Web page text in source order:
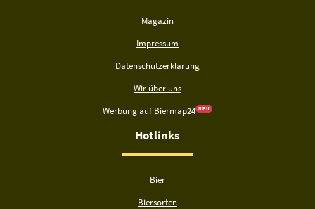
Magazin
Impressum
Datenschutzerklärung
Wir über uns
Werbung auf Biermap24 N E U
Hotlinks
Bier
Biersorten